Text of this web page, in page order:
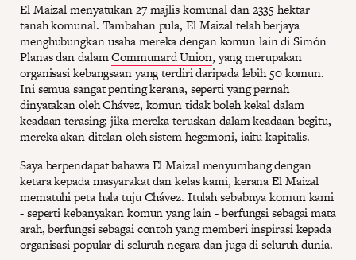
El Maizal menyatukan 27 majlis komunal dan 2335 hektar
tanah komunal. Tambahan pula, El Maizal telah berjaya
menghubungkan usaha mereka dengan komun lain di Simón
Planas dan dalamCommunard Union, yang merupakan
organisasi kebangsaan yang terdiri daripada lebih 50 komun.
Ini semua sangat penting kerana, seperti yang pernah
dinyatakan oleh Chávez, komun tidak boleh kekal dalam
keadaan terasing; jika mereka teruskan dalam keadaan begitu,
mereka akan ditelan oleh sistem hegemoni, iaitu kapitalis.
Saya berpendapat bahawa El Maizal menyumbang dengan
ketara kepada masyarakat dan kelas kami, kerana El Maizal
mematuhi peta hala tuju Chávez. Itulah sebabnya komun kami
- seperti kebanyakan komun yang lain - berfungsi sebagai mata
arah, berfungsi sebagai contoh yang memberi inspirasi kepada
organisasi popular di seluruh negara dan juga di seluruh dunia.